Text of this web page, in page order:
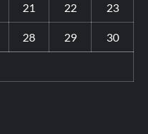
21 22 23
28 29 30